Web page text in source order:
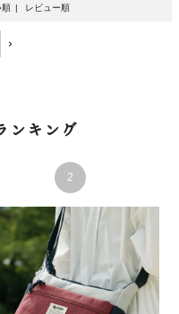
順 レビュー順
ンキング